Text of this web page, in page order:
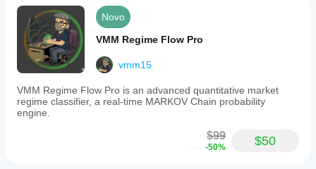
Novo
VMM Regime Flow Pro
vmm15
VMM Regime Flow Pro is an advanced quantitative market
regime classifier, a real-time MARKOV Chain probability
engine.
$99
-50% $50